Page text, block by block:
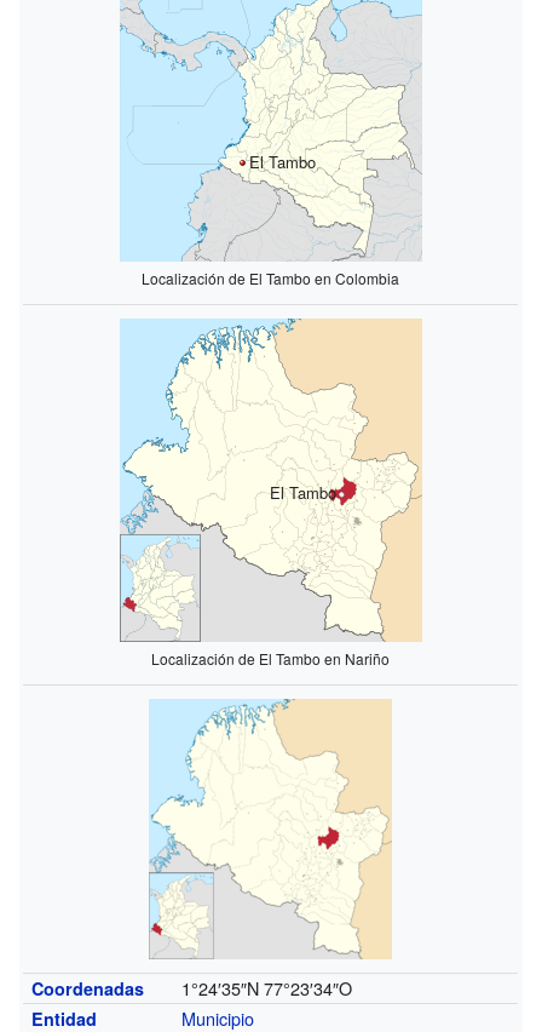
El Tambo
Localización de El Tambo en Colombia
El Tambo
Localización de El Tambo en Nariño
Coordenadas 1°24′35″N 77°23′34″O
Entidad
Municipio